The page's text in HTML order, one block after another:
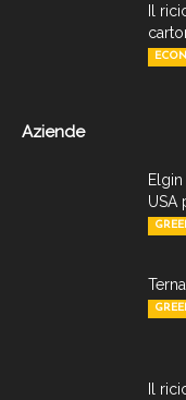
Il
Aziende
USA
Il